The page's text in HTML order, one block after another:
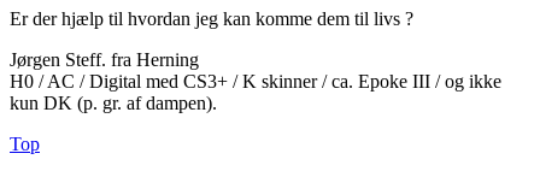
Er der hjælp til hvordan jeg kan komme dem til livs ?
Jørgen Steff. fra Herning
H0 / AC / Digital med CS3+ / K skinner / ca. Epoke III / og ikke
kun DK (p. gr. af dampen).
Top